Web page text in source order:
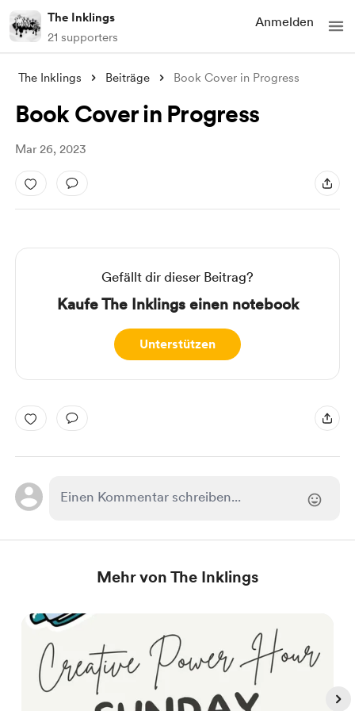
The Inklings
21 supporters
Anmelden
The Inklings Beiträge Book Cover in Progress
Book Cover in Progress
Mar 26, 2023
Gefällt dir dieser Beitrag?
Kaufe The Inklings einen notebook
Unterstützen
Mehr von The Inklings